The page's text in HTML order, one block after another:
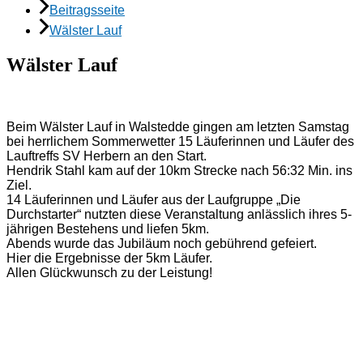
Beitragsseite
Wälster Lauf
Wälster Lauf
Beim Wälster Lauf in Walstedde gingen am letzten Samstag
bei herrlichem Sommerwetter 15 Läuferinnen und Läufer des
Lauftreffs SV Herbern an den Start.
Hendrik Stahl kam auf der 10km Strecke nach 56:32 Min. ins
Ziel.
14 Läuferinnen und Läufer aus der Laufgruppe „Die
Durchstarter“ nutzten diese Veranstaltung anlässlich ihres 5-
jährigen Bestehens und liefen 5km.
Abends wurde das Jubiläum noch gebührend gefeiert.
Hier die Ergebnisse der 5km Läufer.
Allen Glückwunsch zu der Leistung!